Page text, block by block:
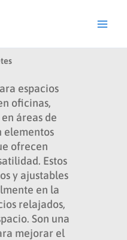
espacios
oficinas,
áreas de
elementos
ofrecen
Estos
y ajustables
en la
relajados,
Son una
mejorar el